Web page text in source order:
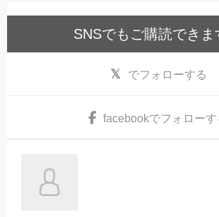
SNSでもご購読できま
でフォローする
facebookでフォローす